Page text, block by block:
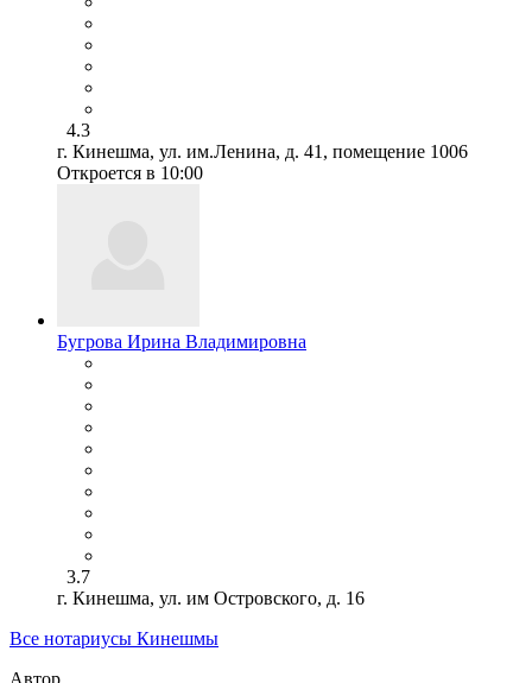
4.3
г. Кинешма, ул. им.Ленина, д. 41, помещение 1006
Откроется в 10:00
Бугрова Ирина Владимировна
3.7
г. Кинешма, ул. им Островского, д. 16
Все нотариусы Кинешмы